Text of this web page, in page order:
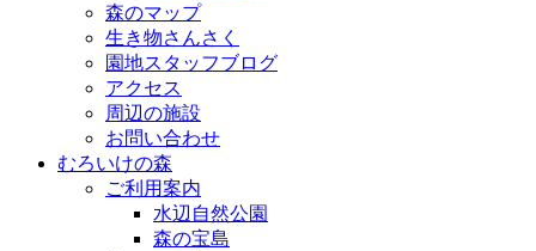
森のマップ
生き物さんさく
園地スタッフブログ
アクセス
周辺の施設
お問い合わせ
むろいけの森
ご利用案内
水辺自然公園
森の宝島